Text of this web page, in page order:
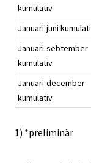
kumulativ
Januari-juni
Januari-sebtember
kumulativ
Januari-december
kumulativ
1) *preliminär